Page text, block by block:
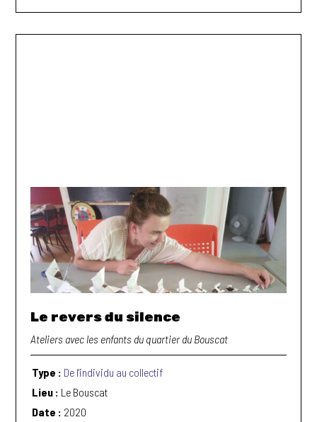
Le revers du silence
Ateliers avec les enfants du quartier du Bouscat
Type : De l'individu au collectif
Lieu : Le Bouscat
Date : 2020